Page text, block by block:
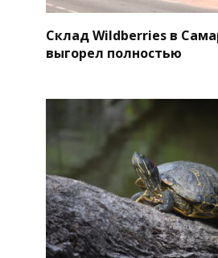
Склад Wildberries в
выгорел полностью